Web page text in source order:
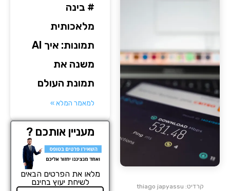
קרדיט: thiago japyassu
# בינה
מלאכותית
תמונות: איך AI
משנה את
תמונת העולם
למאמר המלא »
מעניין אותכם ?
מלאו את הפרטים הבאים
לשיחת יעוץ בחינם